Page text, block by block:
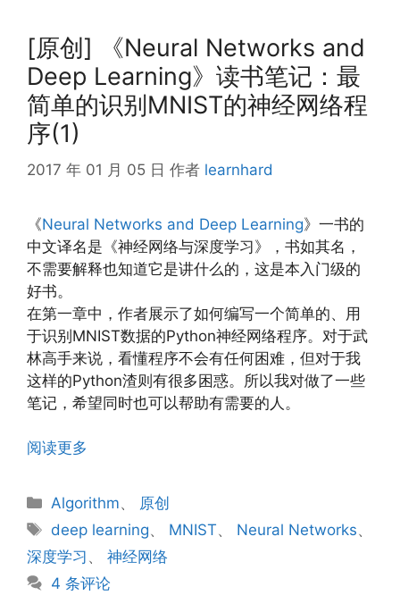
[原创] 《Neural Networks and
Deep Learning》读书笔记：最
简单的识别MNIST的神经网络程
序(1)
2017 年 01 月 05 日 作者 learnhard
《Neural Networks and Deep Learning》一书的
中文译名是《神经网络与深度学习》，书如其名，
不需要解释也知道它是讲什么的，这是本入门级的
好书。
在第一章中，作者展示了如何编写一个简单的、用
于识别MNIST数据的Python神经网络程序。对于武
林高手来说，看懂程序不会有任何困难，但对于我
这样的Python渣则有很多困惑。所以我对做了一些
笔记，希望同时也可以帮助有需要的人。
阅读更多
分
类
Algorithm、 原创
标
签
deep learning、 MNIST、 Neural Networks、
深度学习 、 神经网络
4 条评论